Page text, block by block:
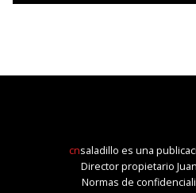
cnsaladillo es una
Director propietario
Normas de